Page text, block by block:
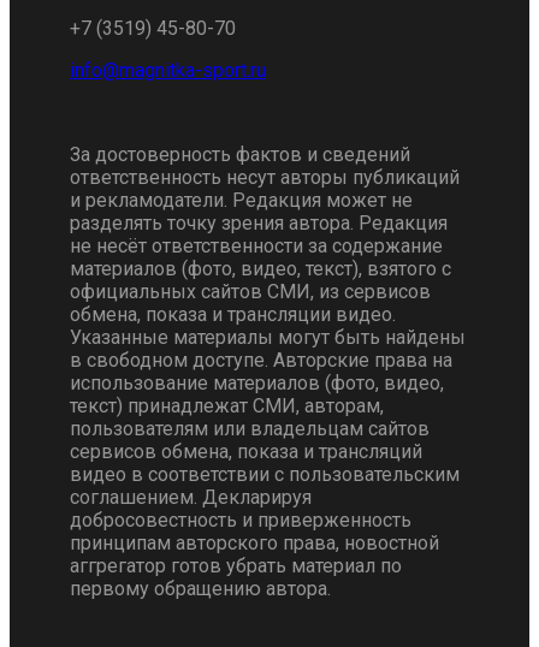
+7 (3519) 45-80-70
За достоверность фактов и сведений
ответственность несут авторы публикаций
и рекламодатели. Редакция может не
разделять точку зрения автора. Редакция
не несёт ответственности за содержание
материалов (фото, видео, текст), взятого с
официальных сайтов СМИ, из сервисов
обмена, показа и трансляции видео.
Указанные материалы могут быть найдены
в свободном доступе. Авторские права на
использование материалов (фото, видео,
текст) принадлежат СМИ, авторам,
пользователям или владельцам сайтов
сервисов обмена, показа и трансляций
видео в соответствии с пользовательским
соглашением. Декларируя
добросовестность и приверженность
принципам авторского права, новостной
аггрегатор готов убрать материал по
первому обращению автора.